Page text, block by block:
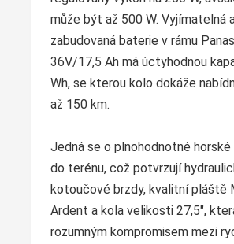
může být až 500 W. Vyjímatelná
zabudovaná baterie v rámu
36V/17,5 Ah má úctyhodnou
Wh, se kterou kolo dokáže
až 150 km.
Jedná se o plnohodnotné
do terénu, což potvrzují
kotoučové brzdy, kvalitní pláště
Ardent a kola velikosti 27,5",
rozumným kompromisem mezi